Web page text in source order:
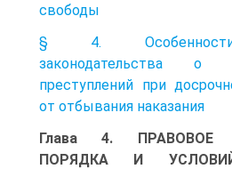
свободы
§ 4. Особенности
законодательства о
преступлений при
от отбывания наказания
Глава 4. ПРАВОВОЕ
ПОРЯДКА И